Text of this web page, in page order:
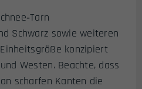
Schwarz sowie weiteren
konzipiert
Westen. Beachte, dass
scharfen Kanten die